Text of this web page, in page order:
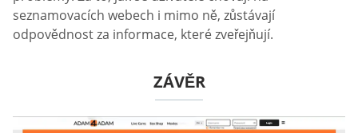
seznamovacích webech i mimo ně, zůstávají
odpovědnost za informace, které zveřejňují.
ZÁVĚR